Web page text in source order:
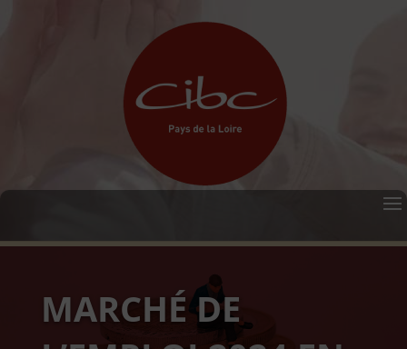
MARCHÉ DE